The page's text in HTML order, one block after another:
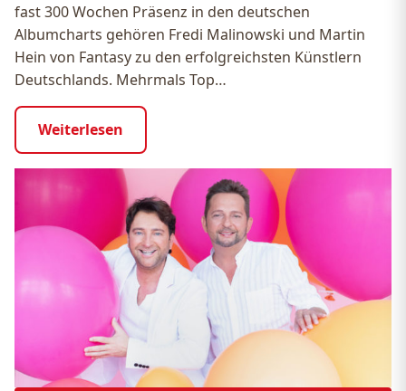
fast 300 Wochen Präsenz in den deutschen
Albumcharts gehören Fredi Malinowski und Martin
Hein von Fantasy zu den erfolgreichsten Künstlern
Deutschlands. Mehrmals Top…
Weiterlesen